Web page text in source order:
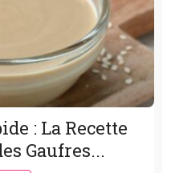
: La Recette
Gaufres...